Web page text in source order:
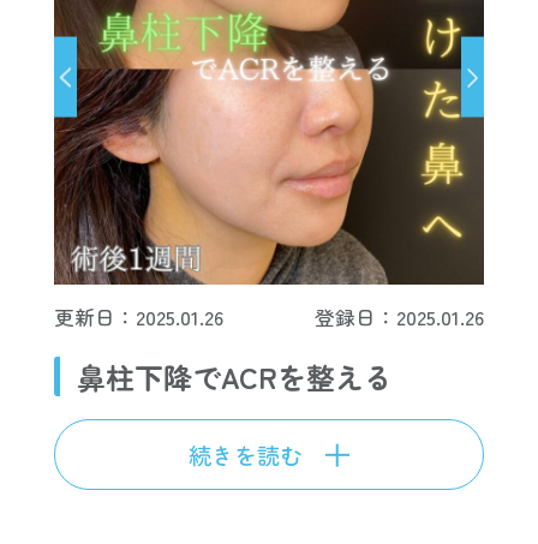
更新日：2025.01.26 登録日：2025.01.26
鼻柱下降でACRを整える
続きを読む